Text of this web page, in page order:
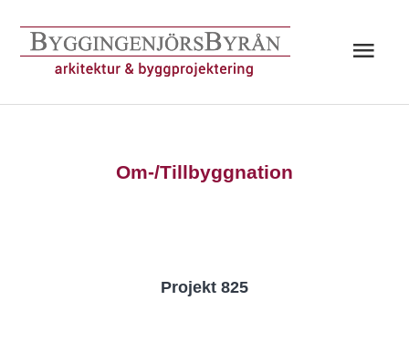
innehåll
Om-/Tillbyggnation
Projekt 825